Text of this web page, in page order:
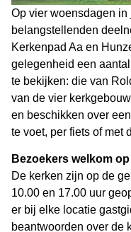
Op vier woensdagen
belangstellenden
Kerkenpad Aa en
gelegenheid een
te bekijken: die van
van de vier
en beschikken over
te voet, per fiets of met
Bezoekers welkom
De kerken zijn op de
10.00 en 17.00 uur
er bij elke locatie
beantwoorden over de